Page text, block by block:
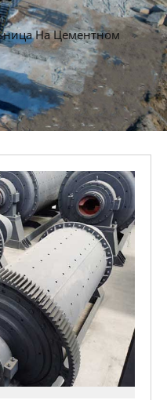
На Цементном